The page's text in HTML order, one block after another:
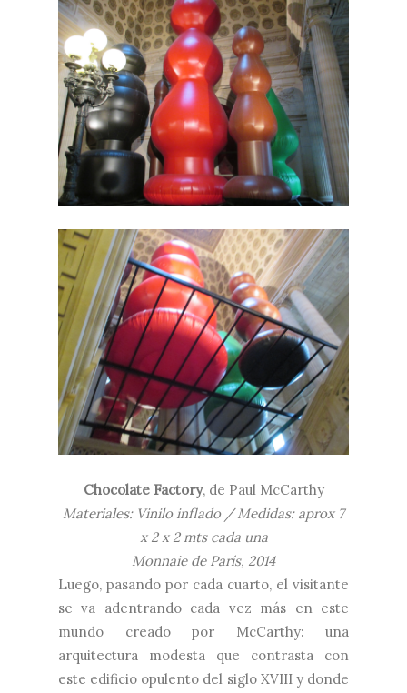
Chocolate Factory, de Paul McCarthy
Materiales: Vinilo inflado / Medidas: aprox 7
x 2 x 2 mts cada una
Monnaie de París, 2014
Luego, pasando por cada cuarto, el visitante
se va adentrando cada vez más en este
mundo creado por McCarthy: una
arquitectura modesta que contrasta con
este edificio opulento del siglo XVIII y donde